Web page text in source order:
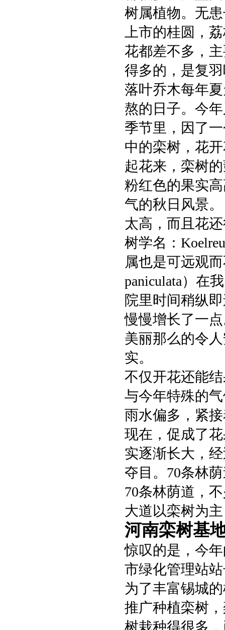
树属植物。无
上市的桂圆，
花都差不多，
得多的，是复
落叶乔木每年
熬的日子。今
季节里，因了
中的栾树，花
起花来，栾树
粉红色的果实
气的秋日风景
太高，而且花
树学名：
属也是可远观
paniculata）在
院里时间稍纵
慢慢增长了一
美丽那么的令
实。
不仅开花还能
与今年特殊的
雨水偏多，紧
现在，促成了
实逐渐长大，
夺目。70条林
70条林荫道，
大道以栾树为
河南栾树基
惊叹的是，今
市绿化管理站
为了丰富锡城
推广种植栾树
树栽种得很多